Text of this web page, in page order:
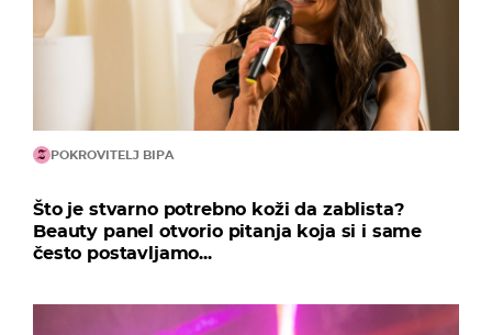
POKROVITELJ BIPA
Što je stvarno potrebno koži da zablista?
Beauty panel otvorio pitanja koja si i same
često postavljamo...